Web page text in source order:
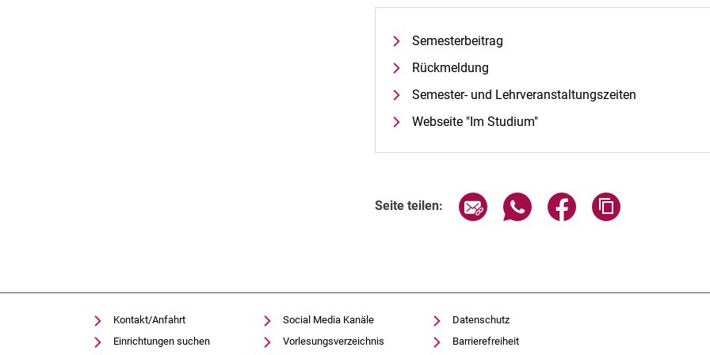
Semesterbeitrag
Rückmeldung
Semester- und Lehrveranstaltungszeiten
Webseite "Im Studium"
Seite teilen: Seite über E-Mail teilen
Seite über WhatsApp teilen
Seite über Facebook
Kontakt/Anfahrt
Einrichtungen suchen
Social Media Kanäle
Vorlesungsverzeichnis
Datenschutz
Barrierefreiheit